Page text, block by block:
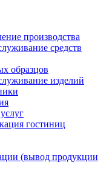
производства
средств
образцов
изделий
гостиниц
(вывод продукции